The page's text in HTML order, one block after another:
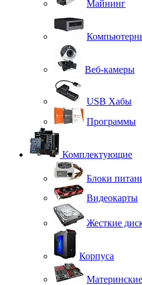
Майнинг
Веб-камеры
USB Хабы
Программы
Комплектующие
Блоки
Видеокарты
Жесткие
Корпуса